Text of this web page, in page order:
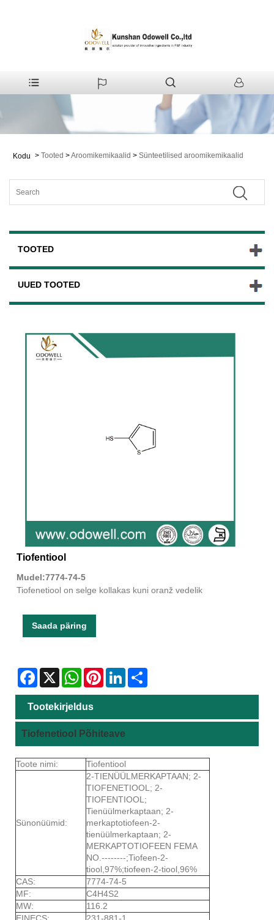
Kodu > Tooted >Aroomikemikaalid > Sünteetilised aroomikemikaalid
TOOTED
UUED TOOTED
Tiofentiool
Mudel:7774-74-5
Tiofenetiool on selge kollakas kuni oranž vedelik
Saada päring
Facebook
X WhatsAppPinterestLinkedIn
Tootekirjeldus
Tiofenetiool Põhiteave
Toote nimi: Tiofentiool
Sünonüümid:
2-TIENÜÜLMERKAPTAAN; 2-
TIOFENETIOOL; 2-
TIOFENTIOOL;
Tienüülmerkaptaan; 2-
merkaptotiofeen-2-
tienüülmerkaptaan; 2-
MERKAPTOTIOFEEN FEMA
NO.--------;Tiofeen-2-
tiool,97%;tiofeen-2-tiool,96%
CAS:
7774-74-5
MF:
C4H4S2
MW:
116.2
EINECS:
231-881-1